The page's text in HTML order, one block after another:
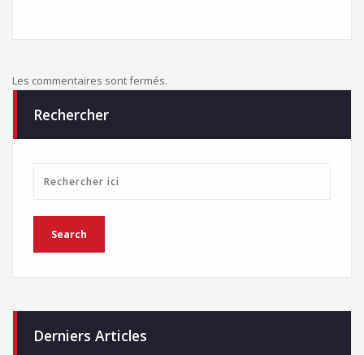
Les commentaires sont fermés.
Rechercher
Derniers Articles